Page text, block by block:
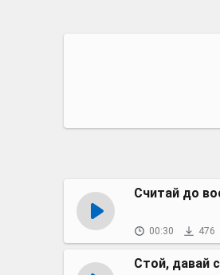
Считай до
00:30 476
Стой, давай